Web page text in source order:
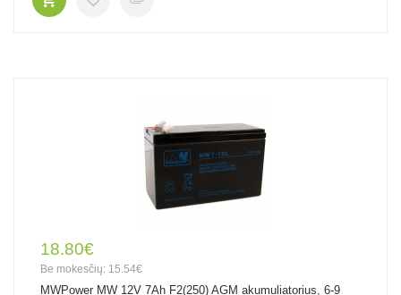
18.80€
Be mokesčių: 15.54€
MWPower MW 12V 7Ah F2(250) AGM akumuliatorius, 6-9